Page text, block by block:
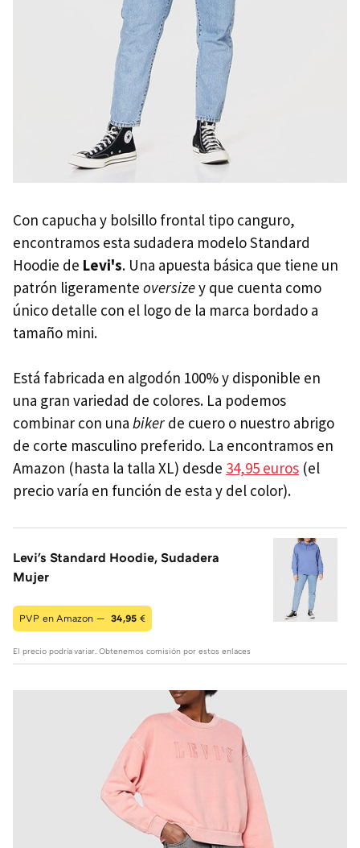
Con capucha y bolsillo frontal tipo canguro,
encontramos esta sudadera modelo Standard
Hoodie de Levi's. Una apuesta básica que tiene un
patrón ligeramente oversizey que cuenta como
único detalle con el logo de la marca bordado a
tamaño mini.
Está fabricada en algodón 100% y disponible en
una gran variedad de colores. La podemos
combinar con una biker de cuero o nuestro abrigo
de corte masculino preferido. La encontramos en
Amazon (hasta la talla XL) desde 34,95 euros (el
precio varía en función de esta y del color).
Levi's Standard Hoodie, Sudadera
Mujer
PVP en Amazon — 34,95 €
El precio podría variar. Obtenemos comisión por estos enlaces